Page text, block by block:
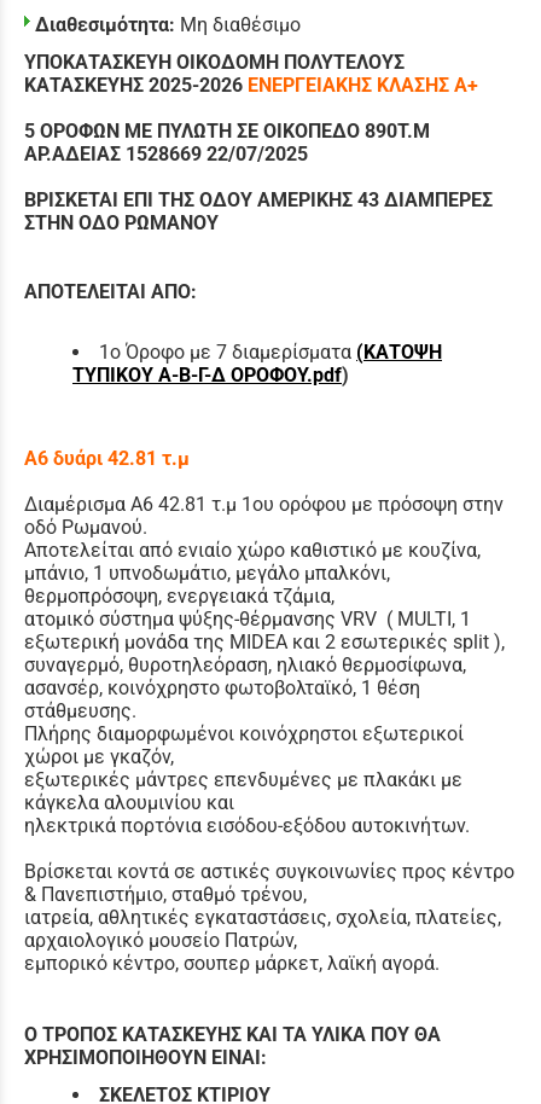
Διαθεσιμότητα: Μη διαθέσιμο
ΥΠΟΚΑΤΑΣΚΕΥΗ ΟΙΚΟΔΟΜΗ ΠΟΛΥΤΕΛΟΥΣ
ΚΑΤΑΣΚΕΥΗΣ 2025-2026 ΕΝΕΡΓΕΙΑΚΗΣ ΚΛΑΣΗΣ Α+
5 ΟΡΟΦΩΝ ΜΕ ΠΥΛΩΤΗ ΣΕ ΟΙΚΟΠΕΔΟ 890Τ.Μ
ΑΡ.ΑΔΕΙΑΣ 1528669 22/07/2025
ΒΡΙΣΚΕΤΑΙ ΕΠΙ ΤΗΣ ΟΔΟΥ ΑΜΕΡΙΚΗΣ 43 ΔΙΑΜΠΕΡΕΣ
ΣΤΗΝ ΟΔΟ ΡΩΜΑΝΟΥ
ΑΠΟΤΕΛΕΙΤΑΙ ΑΠΟ:
1ο Όροφο με 7 διαμερίσματα (ΚΑΤΟΨΗ
ΤΥΠΙΚΟΥ Α-Β-Γ-Δ ΟΡΟΦΟΥ.pdf)
Α6 δυάρι 42.81 τ.μ
Διαμέρισμα Α6 42.81 τ.μ 1ου ορόφου με πρόσοψη στην
οδό Ρωμανού.
Αποτελείται από ενιαίο χώρο καθιστικό με κουζίνα,
μπάνιο, 1 υπνοδωμάτιο, μεγάλο μπαλκόνι,
θερμοπρόσοψη, ενεργειακά τζάμια,
ατομικό σύστημα ψύξης-θέρμανσης VRV ( MULTI, 1
εξωτερική μονάδα της MIDEA και 2 εσωτερικές split ),
συναγερμό, θυροτηλεόραση, ηλιακό θερμοσίφωνα,
ασανσέρ, κοινόχρηστο φωτοβολταϊκό, 1 θέση
στάθμευσης.
Πλήρης διαμορφωμένοι κοινόχρηστοι εξωτερικοί
χώροι με γκαζόν,
εξωτερικές μάντρες επενδυμένες με πλακάκι με
κάγκελα αλουμινίου και
ηλεκτρικά πορτόνια εισόδου-εξόδου αυτοκινήτων.
Βρίσκεται κοντά σε αστικές συγκοινωνίες προς κέντρο
& Πανεπιστήμιο, σταθμό τρένου,
ιατρεία, αθλητικές εγκαταστάσεις, σχολεία, πλατείες,
αρχαιολογικό μουσείο Πατρών,
εμπορικό κέντρο, σουπερ μάρκετ, λαϊκή αγορά.
Ο ΤΡΟΠΟΣ ΚΑΤΑΣΚΕΥΗΣ ΚΑΙ ΤΑ ΥΛΙΚΑ ΠΟΥ ΘΑ
ΧΡΗΣΙΜΟΠΟΙΗΘΟΥΝ ΕΙΝΑΙ:
ΣΚΕΛΕΤΟΣ ΚΤΙΡΙΟΥ